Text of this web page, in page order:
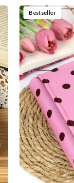
Bestseller